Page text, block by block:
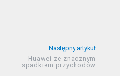
Następny artykuł
Huawei ze znacznym
spadkiem przychodów